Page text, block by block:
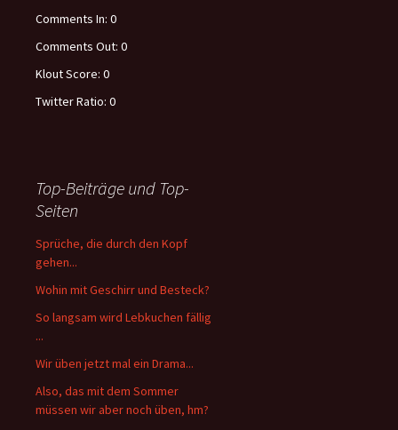
Comments In: 0
Comments Out: 0
Klout Score: 0
Twitter Ratio: 0
Top-Beiträge und Top-
Seiten
Sprüche, die durch den Kopf
gehen...
Wohin mit Geschirr und Besteck?
So langsam wird Lebkuchen fällig
...
Wir üben jetzt mal ein Drama...
Also, das mit dem Sommer
müssen wir aber noch üben, hm?